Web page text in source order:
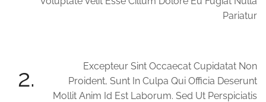
Pariatur
2.
Excepteur Sint Occaecat Cupidatat Non
Proident, Sunt In Culpa Qui Officia Deserunt
Mollit Anim Id Est Laborum. Sed Ut Perspiciatis